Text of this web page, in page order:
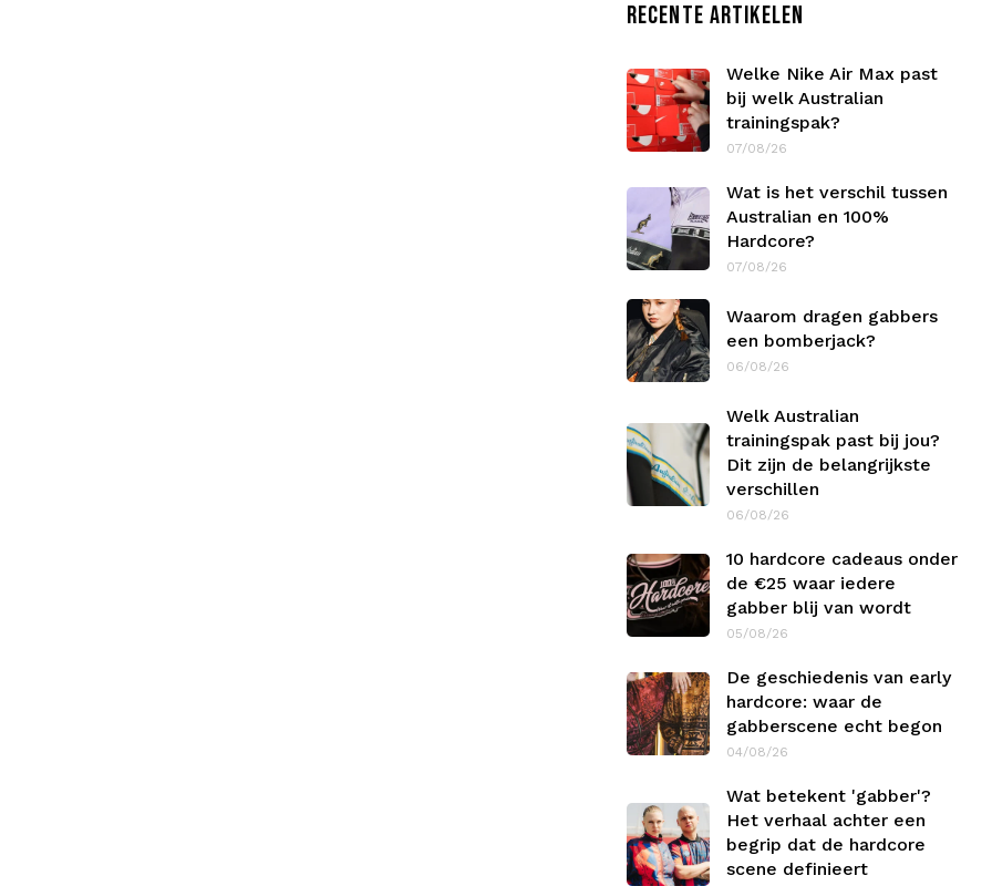
RECENTE ARTIKELEN
Welke Nike Air Max past
bij welk Australian
trainingspak?
07/08/26
Wat is het verschil tussen
Australian en 100%
Hardcore?
07/08/26
Waarom dragen gabbers
een bomberjack?
06/08/26
Welk Australian
trainingspak past bij jou?
Dit zijn de belangrijkste
verschillen
06/08/26
10 hardcore cadeaus onder
de €25 waar iedere
gabber blij van wordt
05/08/26
De geschiedenis van early
hardcore: waar de
gabberscene echt begon
04/08/26
Wat betekent 'gabber'?
Het verhaal achter een
begrip dat de hardcore
scene definieert